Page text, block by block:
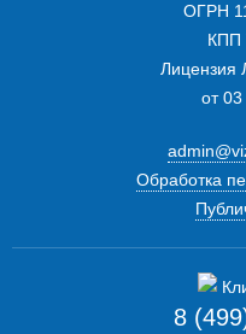
8
ОГРН
КПП
Лицензия
от
Обработка